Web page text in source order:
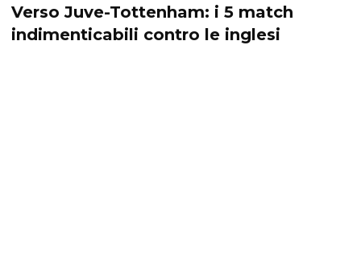
Verso Juve-Tottenham: i 5 match
indimenticabili contro le inglesi